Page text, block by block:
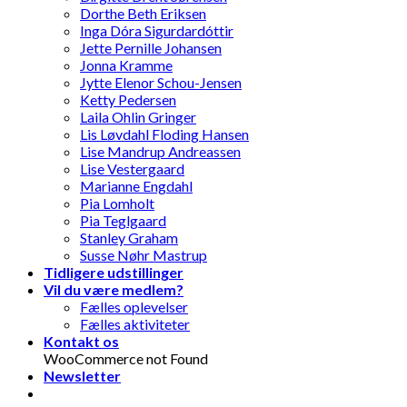
Dorthe Beth Eriksen
Inga Dóra Sigurdardóttir
Jette Pernille Johansen
Jonna Kramme
Jytte Elenor Schou-Jensen
Ketty Pedersen
Laila Ohlin Gringer
Lis Løvdahl Floding Hansen
Lise Mandrup Andreassen
Lise Vestergaard
Marianne Engdahl
Pia Lomholt
Pia Teglgaard
Stanley Graham
Susse Nøhr Mastrup
Tidligere udstillinger
Vil du være medlem?
Fælles oplevelser
Fælles aktiviteter
Kontakt os
WooCommerce not Found
Newsletter